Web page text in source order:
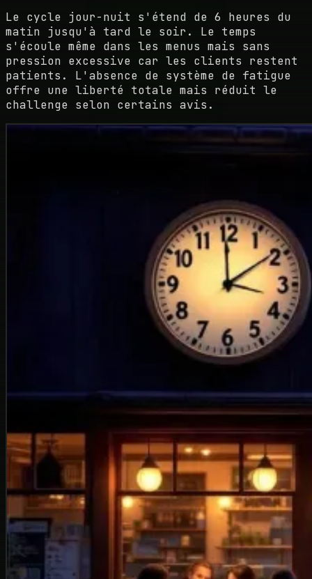
Le cycle jour-nuit s'étend de 6 heures du
matin jusqu'à tard le soir. Le temps
s'écoule même dans les menus mais sans
pression excessive car les clients restent
patients. L'absence de système de fatigue
offre une liberté totale mais réduit le
challenge selon certains avis.